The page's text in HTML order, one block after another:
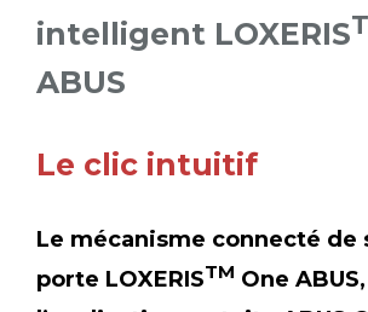
intelligent LOXERIS
ABUS
Le clic intuitif
Le mécanisme connecté de
porte LOXERISTM One